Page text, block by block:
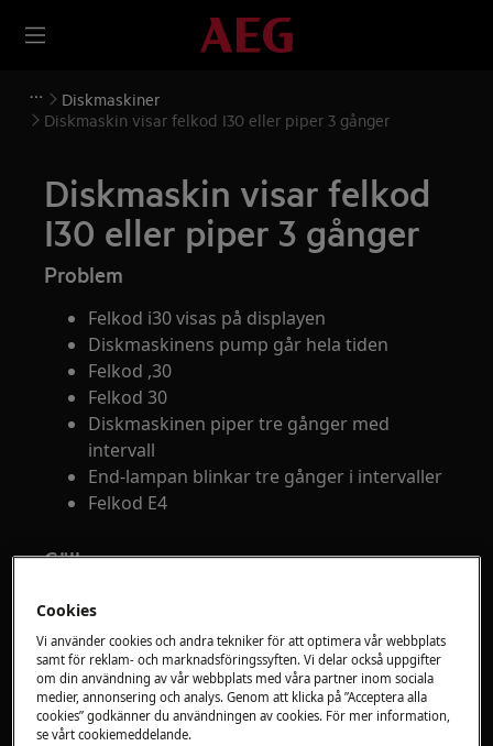
Diskmaskiner
Diskmaskin visar felkod I30 eller piper 3 gånger
Diskmaskin visar felkod
I30 eller piper 3 gånger
Problem
Felkod i30 visas på displayen
Diskmaskinens pump går hela tiden
Felkod ,30
Felkod 30
Diskmaskinen piper tre gånger med
intervall
End-lampan blinkar tre gånger i intervaller
Felkod E4
Gäller
Fristående diskmaskin
Integrerad diskmaskin
Bänkdiskmaskin
Lösning
Cookies
Vi använder cookies och andra tekniker för att optimera vår webbplats
samt för reklam- och marknadsföringssyften. Vi delar också uppgifter
om din användning av vår webbplats med våra partner inom sociala
medier, annonsering och analys. Genom att klicka på ”Acceptera alla
cookies” godkänner du användningen av cookies. För mer information,
se vårt cookiemeddelande.